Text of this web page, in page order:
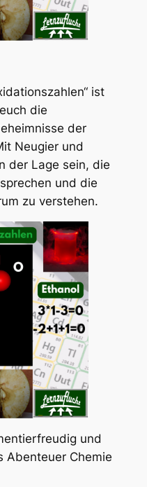
ist
die
der
Neugier und
der Lage sein, die
und die
zu verstehen.
und
Abenteuer Chemie